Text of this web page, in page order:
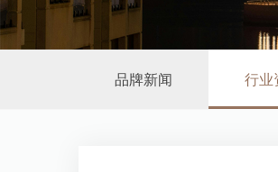
品牌新闻 行业